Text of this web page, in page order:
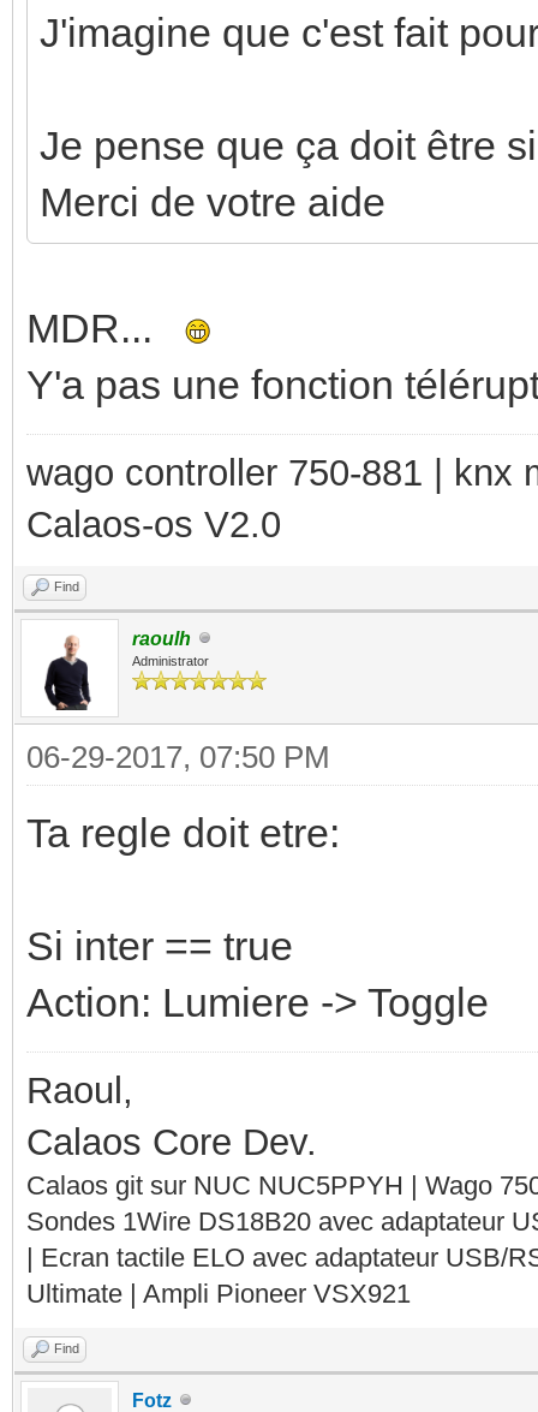
J'imagine que c'est fait
Je pense que ça doit être
Merci de votre aide
MDR...
Y'a pas une fonction
wago controller 750-881 | knx
Calaos-os V2.0
Find
raoulh
Administrator
06-29-2017, 07:50 PM
Ta regle doit etre:
Si inter == true
Action: Lumiere -> Toggle
Raoul,
Calaos Core Dev.
Calaos git sur NUC NUC5PPYH | Wago
Sondes 1Wire DS18B20 avec adaptateur
| Ecran tactile ELO avec adaptateur USB/
Ultimate | Ampli Pioneer VSX921
Find
Fotz